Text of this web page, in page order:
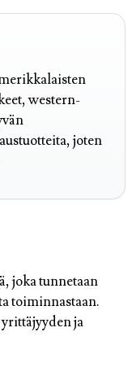
western-
joten
joka tunnetaan
toiminnastaan.
ja